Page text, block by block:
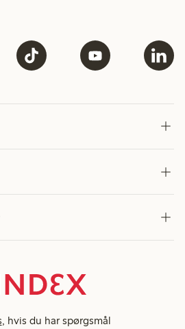
, hvis du har spørgsmål